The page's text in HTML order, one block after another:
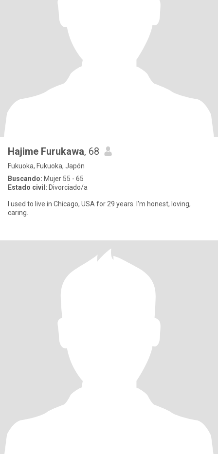
Hajime Furukawa, 68
Fukuoka, Fukuoka, Japón
Buscando: Mujer 55 - 65
Estado civil: Divorciado/a
I used to live in Chicago, USA for 29 years. I'm honest, loving,
caring.